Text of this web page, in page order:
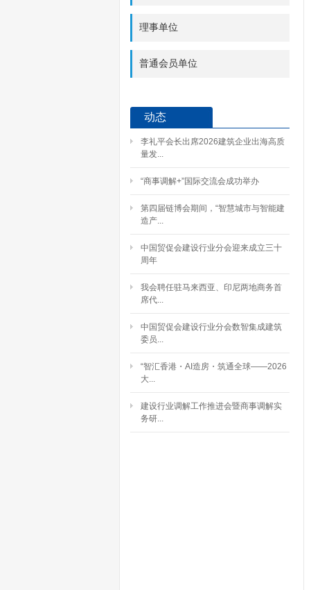
理事单位
普通会员单位
动态
李礼平会长出席2026建筑企业出海高质
量发...
“商事调解+”国际交流会成功举办
第四届链博会期间，“智慧城市与智能建
造产...
中国贸促会建设行业分会迎来成立三十
周年
我会聘任驻马来西亚、印尼两地商务首
席代...
中国贸促会建设行业分会数智集成建筑
委员...
“智汇香港・AI造房・筑通全球——2026
大...
建设行业调解工作推进会暨商事调解实
务研...